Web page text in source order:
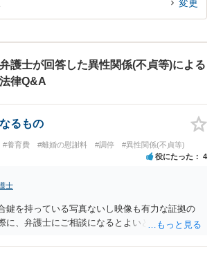
変更
護士が回答した異性関係(不貞等)による
律Q&A
るもの
#養育費 #離婚の慰謝料 #調停 #異性関係(不貞等)
役にたった 4
士
鍵を持っている写真ないし映像も有力な証拠の
に、弁護士にご相談になるとよいと思います。